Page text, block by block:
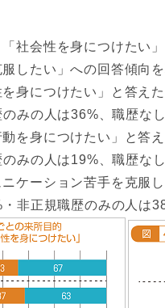
社会性を身につけたい
したい」への回答傾向
身につけたい」と答え
みの人は36%、職歴な
を身につけたい」と答
みの人は19%、職歴な
ケーション苦手を克服
非正規職歴のみの人は